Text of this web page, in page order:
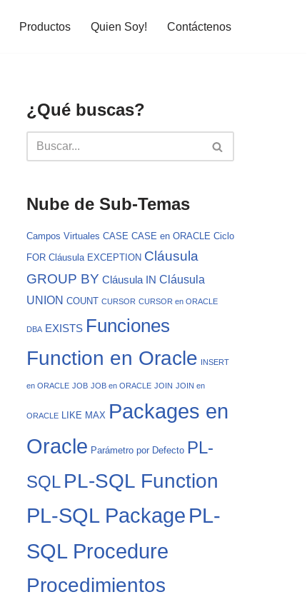
Productos Quien Soy! Contáctenos
¿Qué buscas?
Nube de Sub-Temas
Campos Virtuales CASE CASE en ORACLE Ciclo
FOR Cláusula EXCEPTION Cláusula
GROUP BY Cláusula IN Cláusula
UNION COUNT CURSOR CURSOR en ORACLE
DBA EXISTS Funciones
Function en Oracle INSERT
en ORACLE JOB JOB en ORACLE JOIN JOIN en
ORACLE LIKE MAX Packages en
Oracle Parámetro por Defecto PL-
SQL PL-SQL Function
PL-SQL Package PL-
SQL Procedure
Procedimientos